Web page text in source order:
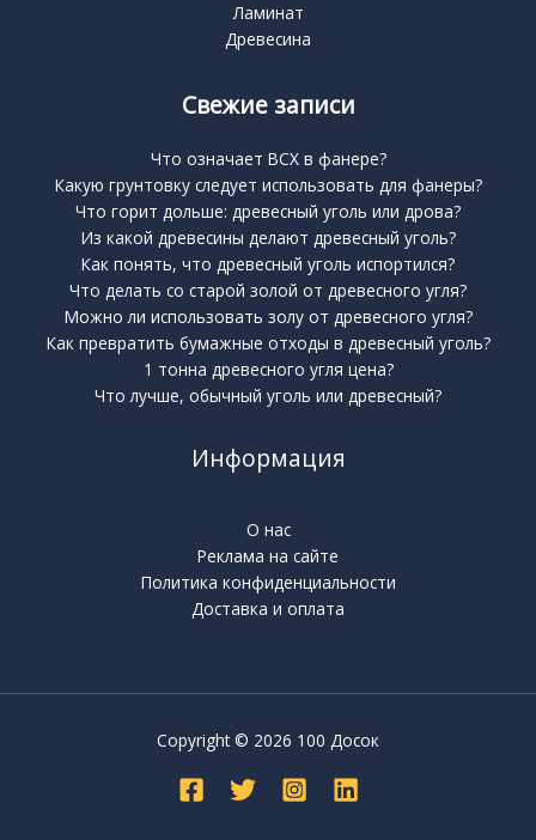
Ламинат
Древесина
Свежие записи
Что означает BCX в фанере?
Какую грунтовку следует использовать для фанеры?
Что горит дольше: древесный уголь или дрова?
Из какой древесины делают древесный уголь?
Как понять, что древесный уголь испортился?
Что делать со старой золой от древесного угля?
Можно ли использовать золу от древесного угля?
Как превратить бумажные отходы в древесный уголь?
1 тонна древесного угля цена?
Что лучше, обычный уголь или древесный?
Информация
О нас
Реклама на сайте
Политика конфиденциальности
Доставка и оплата
Copyright © 2026 100 Досок